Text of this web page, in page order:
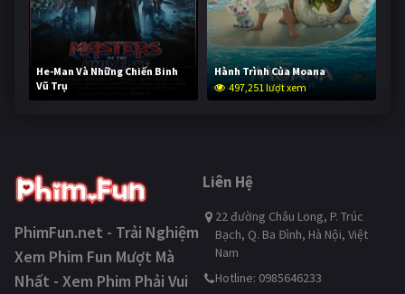
He-Man Và Những Chiến Binh
Vũ Trụ
246,466 lượt xem
Hành Trình Của Moana
497,251 lượt xem
PhimFun.net - Trải Nghiệm
Xem Phim Fun Mượt Mà
Nhất - Xem Phim Phải Vui
Liên Hệ
22 đường Châu Long, P. Trúc
Bạch, Q. Ba Đình, Hà Nội, Việt
Nam
Hotline: 0985646233